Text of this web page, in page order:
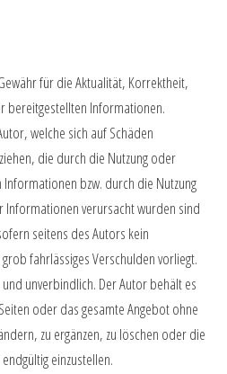
für die Aktualität, Korrektheit,
bereitgestellten Informationen.
welche sich auf Schäden
die durch die Nutzung oder
bzw. durch die Nutzung
verursacht wurden sind
seitens des Autors kein
fahrlässiges Verschulden vorliegt.
unverbindlich. Der Autor behält es
oder das gesamte Angebot ohne
zu ergänzen, zu löschen oder die
einzustellen.